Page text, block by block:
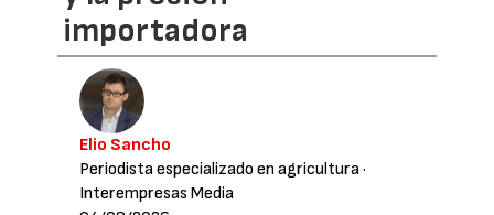
importadora
Elio Sancho
Periodista especializado en agricultura·
Interempresas Media